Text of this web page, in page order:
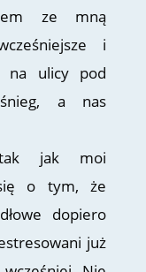
ze mną
i
na ulicy pod
a nas
jak moi
się o tym, że
dopiero
już